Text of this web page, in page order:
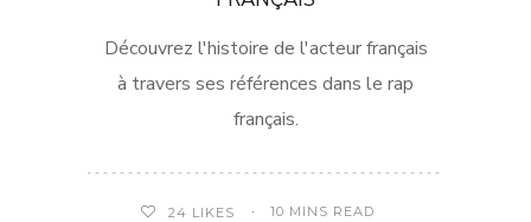
Découvrez l'histoire de l'acteur français
à travers ses références dans le rap
français.
24 LIKES 10 MINS READ